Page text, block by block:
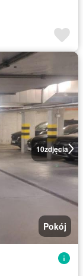
10zdjęcia
Pokój